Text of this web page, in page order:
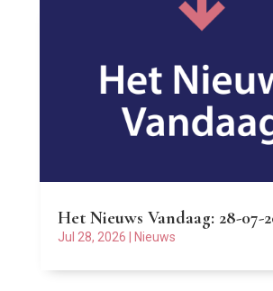
Het Nieuws Vandaag: 28-07-
Jul 28, 2026 Nieuws